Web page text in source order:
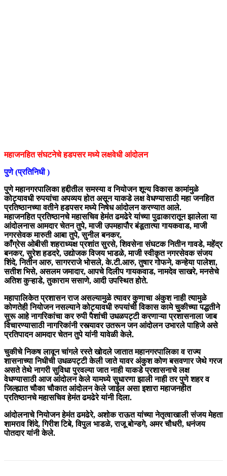
महाजनहित संघटनेचे हडपसर मध्ये लक्षवेधी आंदोलन
पुणे (प्रतिनिधी )
पुणे महानगरपालिका हद्दीतील समस्या व नियोजन शून्य विकास कामांमुळे
कोट्यावधी रुपयांचा अपव्यय होत असून याकडे लक्ष वेधण्यासाठी महा जनहित
प्रतिष्ठानच्या वतीने हडपसर मध्ये निषेध आंदोलन करण्यात आले.
महाजनहित प्रतिष्ठानचे महासचिव हेमंत ढमढेरे यांच्या पुढाकारातून झालेला या
आंदोलनास आमदार चेतन तुपे, माजी उपमहापौर बंडूतात्या गायकवाड, माजी
नगरसेवक मारुती आबा तुपे, सुनील बनकर,
काँग्रेस ओबीसी शहराध्यक्ष प्रशांत सुरसे, शिवसेना संघटक नितीन गावडे, महेंद्र
बनकर, सुरेश हडदरे, उद्योजक विजय भाडळे, माजी स्वीकृत नगरसेवक संजय
शिंदे, नितीन आरु, सागरराजे भोसले, के.टी.आरु, तुषार गोफने, कन्हेया पालेशा,
सतीश भिसे, असलम जमादार, आपचे दिलीप गायकवाड, नामदेव साखरे, मनसेचे
अतिश कुऱ्हाडे, तुकाराम ससाणे, आदी उपस्थित होते.
महापालिकेत प्रशासन राज असल्यामुळे त्यावर कुणाचा अंकुश नाही त्यामुळे
कोणतेही नियोजन नसल्याने कोट्यावधी रुपयांची विकास कामे चुकीच्या पद्धतीने
सुरू आहे नागरिकांचा कर रुपी पैशांची उधळपट्टी करणाऱ्या प्रशासनाला जाब
विचारण्यासाठी नागरिकांनी रस्त्यावर उतरून जन आंदोलन उभारले पाहिजे असे
प्रतिपादन आमदार चेतन तुपे यांनी यावेळी केले.
चुकीचे निकष लावून चांगले रस्ते खोदले जातात महानगरपालिका व राज्य
शासनाच्या निधीची उधळपट्टी केली जाते यावर अंकुश कोण बसवणार जेथे गरज
असते तेथे नागरी सुविधा पुरवल्या जात नाही याकडे प्रशासनाचे लक्ष
वेधण्यासाठी आज आंदोलन केले यामध्ये सुधारणा झाली नाही तर पुणे शहर व
जिल्ह्यात चौका चौकात आंदोलन केले जाईल असा इशारा महाजनहीत
प्रतिष्ठानचे महासचिव हेमंत ढमढेरे यांनी दिला.
आंदोलनाचे नियोजन हेमंत ढमढेरे, अशोक राऊत यांच्या नेतृत्वाखाली संजय मेहता
शामराव शिंदे, गिरीश टिबे, विपुल भाडळे, राजू बोन्डगे, अमर चौधरी, धनंजय
पोतदार यांनी केले.